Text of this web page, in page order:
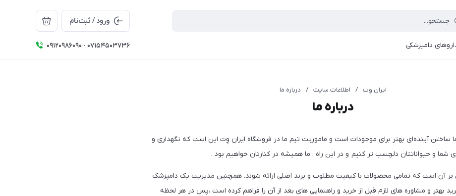
ورود / ثبت‌نام
دامپزشکی 09120986090 - 07154503736
ایران وِت / اطلاعات سایت / درباره ما
درباره ما
ساختن آینده‌ای بهتر برای موجودات است و ماموریت تیم ما در فروشگاه ایران وِت این است که نگهداری و
شما و حیواناتتان دلچسب تر کنیم و در این راه ، ما همیشه در کنارتان خواهیم بود .
بر آن است که تمامی محصولات با کیفیت مطلوب و برند اصلی ارائه شوند. همچنین مدیریت یک دامپزشک
بهتر و مشاوره های لازم قبل از خرید و راهنمایی های بعد از آن را فراهم کرده است ،پس در هر لحظه